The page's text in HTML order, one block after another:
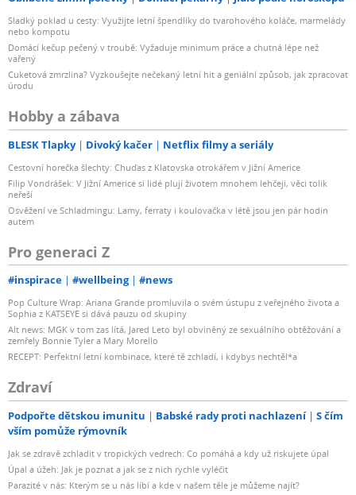
Sladký poklad u cesty: Využijte letní špendlíky do tvarohového koláče, marmelády
nebo kompotu
Domácí kečup pečený v troubě: Vyžaduje minimum práce a chutná lépe než
vařený
Cuketová zmrzlina? Vyzkoušejte nečekaný letní hit a geniální způsob, jak zpracovat
úrodu
Hobby a zábava
BLESK Tlapky Divoký kačer Netflix filmy a seriály
Cestovní horečka šlechty: Chuďas z Klatovska otrokářem v Jižní Americe
Filip Vondrášek: V Jižní Americe si lidé plují životem mnohem lehčeji, věci tolik
neřeší
Osvěžení ve Schladmingu: Lamy, ferraty i koulovačka v létě jsou jen pár hodin
autem
Pro generaci Z
#inspirace #wellbeing #news
Pop Culture Wrap: Ariana Grande promluvila o svém ústupu z veřejného života a
Sophia z KATSEYE si dává pauzu od skupiny
Alt news: MGK v tom zas lítá, Jared Leto byl obviněný ze sexuálního obtěžování a
zemřely Bonnie Tyler a Mary Morello
RECEPT: Perfektní letní kombinace, které tě zchladí, i kdybys nechtěl*a
Zdraví
Podpořte dětskou imunitu Babské rady proti nachlazení
S čím
vším pomůže rýmovník
Jak se zdravě zchladit v tropických vedrech: Co pomáhá a kdy už riskujete úpal
Úpal a úžeh: Jak je poznat a jak se z nich rychle vyléčit
Parazité v nás: Kterým se u nás líbí a kde v našem těle je můžeme najít?